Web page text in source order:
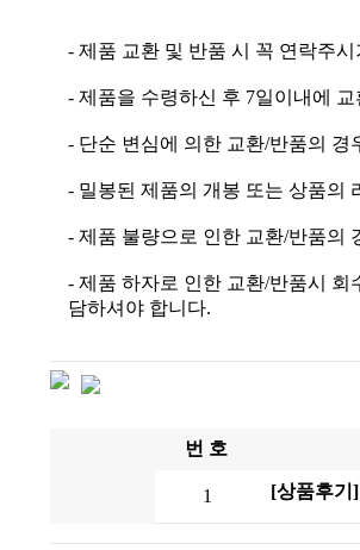
- 제품 교환 및 반품 시 꼭 연락주
- 제품을 수령하신 후 7일이내에
- 단순 변심에 의한 교환/반품의
- 밀봉된 제품의 개봉 또는 상품의
- 제품 불량으로 인한 교환/반품의
- 제품 하자로 인한 교환/반품시
담하셔야 합니다.
번 호
1 [상품후기